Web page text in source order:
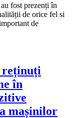
fost prezenți în
de orice fel si
de
reținuți
în
mașinilor